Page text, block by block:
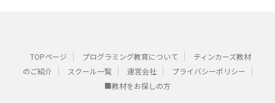
TOPページ プログラミング教育について
ティンカーズ教材
のご紹介
スクール一覧 運営会社
プライバシーポリシー
■教材をお探しの方